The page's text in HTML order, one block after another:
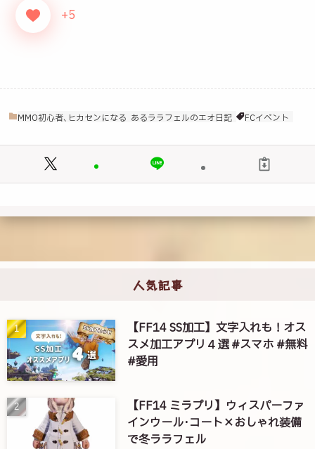
+5
MMO初心者､ヒカセンになる あるララフェルのエオ日記 FCイベント
人気記事
【FF14 SS加工】文字入れも！オス
スメ加工アプリ４選 #スマホ #無料
#愛用
【FF14 ミラプリ】ウィスパーファ
インウール･コート×おしゃれ装備
で冬ララフェル